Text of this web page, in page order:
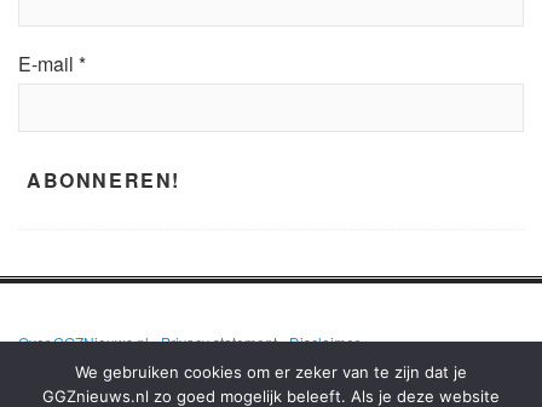
E-mail *
Over GGZNieuws.nl•Privacy statement•Disclaimer
We gebruiken cookies om er zeker van te zijn dat je
GGZnieuws.nl zo goed mogelijk beleeft. Als je deze website